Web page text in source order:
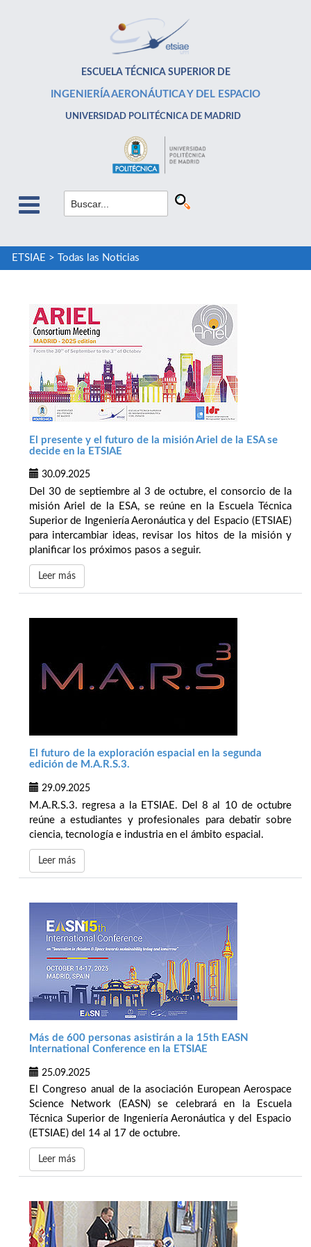
ESCUELA TÉCNICA SUPERIOR DE
INGENIERÍA AERONÁUTICA Y DEL ESPACIO
UNIVERSIDAD POLITÉCNICA DE MADRID
ETSIAE > Todas las Noticias
El presente y el futuro de la misión Ariel de la ESA se
decide en la ETSIAE
30.09.2025
Del 30 de septiembre al 3 de octubre, el consorcio de la
misión Ariel de la ESA, se reúne en la Escuela Técnica
Superior de Ingeniería Aeronáutica y del Espacio (ETSIAE)
para intercambiar ideas, revisar los hitos de la misión y
planificar los próximos pasos a seguir.
Leer más
El futuro de la exploración espacial en la segunda
edición de M.A.R.S.3.
29.09.2025
M.A.R.S.3. regresa a la ETSIAE. Del 8 al 10 de octubre
reúne a estudiantes y profesionales para debatir sobre
ciencia, tecnología e industria en el ámbito espacial.
Leer más
Más de 600 personas asistirán a la 15th EASN
International Conference en la ETSIAE
25.09.2025
El Congreso anual de la asociación European Aerospace
Science Network (EASN) se celebrará en la Escuela
Técnica Superior de Ingeniería Aeronáutica y del Espacio
(ETSIAE) del 14 al 17 de octubre.
Leer más